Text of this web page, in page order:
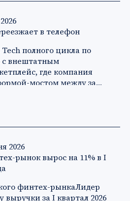
в телефон
полного цикла по
с внештатным
где компания
мостом между за…
2026
рынок вырос на 11% в I
финтех-рынкаЛидер
выручки за I квартал 2026